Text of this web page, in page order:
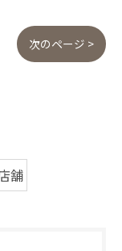
次のページ >
舗